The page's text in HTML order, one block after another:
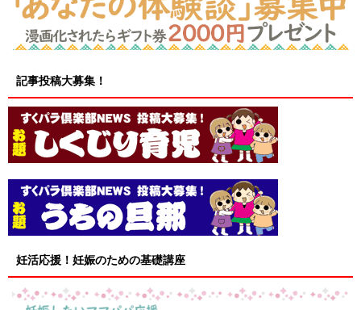
記事投稿大募集！
妊活応援！妊娠のための基礎講座